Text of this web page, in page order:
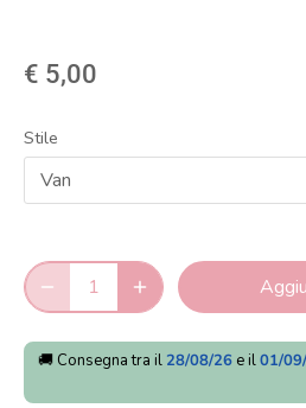
€ 5,00
Stile
Van
🚚 Consegna tra il 28/08/26 e il01/